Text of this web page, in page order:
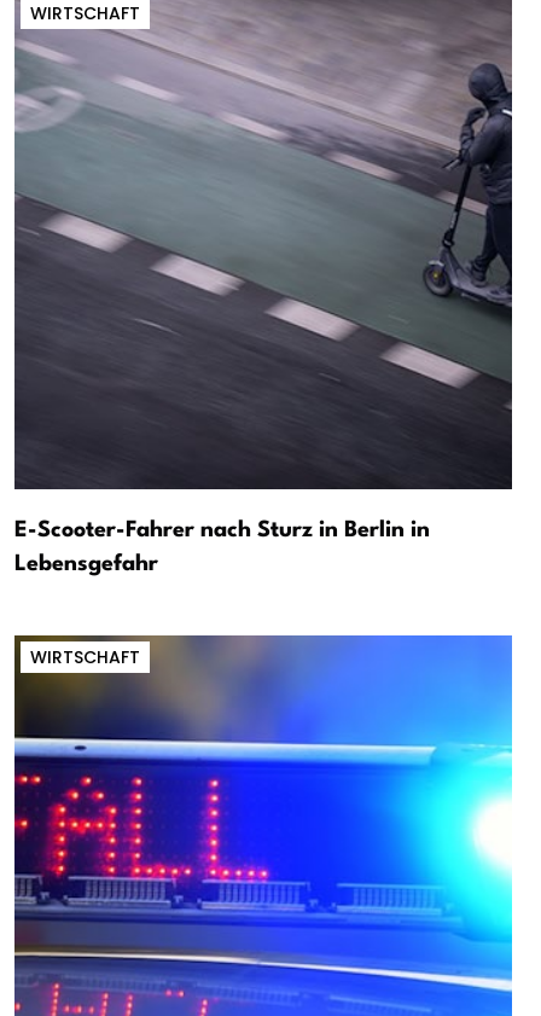
WIRTSCHAFT
E-Scooter-Fahrer nach Sturz in Berlin in
Lebensgefahr
WIRTSCHAFT